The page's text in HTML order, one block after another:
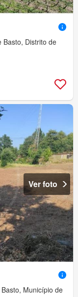
Basto, Distrito de
Ver foto
Município de